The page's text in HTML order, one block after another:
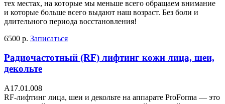
тех местах, на которые мы меньше всего обращаем внимание
и которые больше всего выдают наш возраст. Без боли и
длительного периода восстановления!
6500 р. Записаться
Радиочастотный (RF) лифтинг кожи лица, шеи,
декольте
A17.01.008
RF-лифтинг лица, шеи и декольте на аппарате ProForma — это